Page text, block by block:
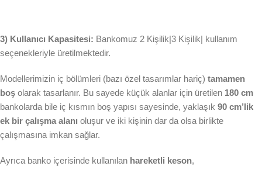
3) Kullanıcı Kapasitesi: Bankomuz 2 Kişilik|3 Kişilik| kullanım
seçenekleriyle üretilmektedir.
Modellerimizin iç bölümleri (bazı özel tasarımlar hariç) tamamen
boş olarak tasarlanır. Bu sayede küçük alanlar için üretilen 180 cm
bankolarda bile iç kısmın boş yapısı sayesinde, yaklaşık 90 cm’lik
ek bir çalışma alanı oluşur ve iki kişinin dar da olsa birlikte
çalışmasına imkan sağlar.
Ayrıca banko içerisinde kullanılan hareketli keson,